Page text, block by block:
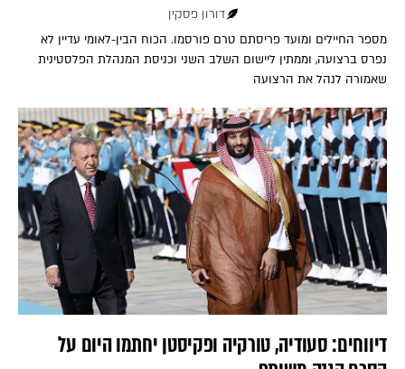
דורון פסקין
מספר החיילים ומועד פריסתם טרם פורסמו. הכוח הבין-לאומי עדיין לא
נפרס ברצועה, וממתין ליישום השלב השני וכניסת המנהלת הפלסטינית
שאמורה לנהל את הרצועה
דיווחים: סעודיה, טורקיה ופקיסטן יחתמו היום על